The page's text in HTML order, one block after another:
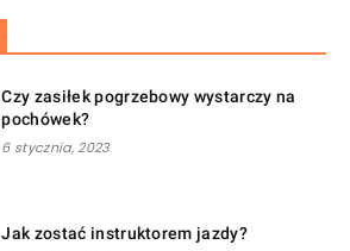
Czy zasiłek pogrzebowy wystarczy na
pochówek?
6 stycznia, 2023
Jak zostać instruktorem jazdy?